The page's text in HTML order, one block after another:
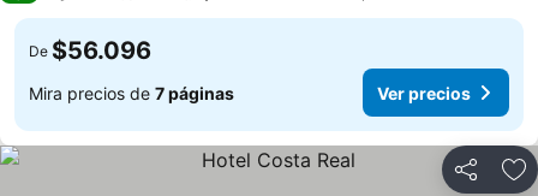
De $56.096
Mira precios de 7 páginas Ver precios
Compartir